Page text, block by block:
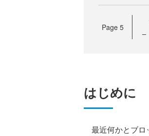
Page 5
はじめに
最近何かとブロ